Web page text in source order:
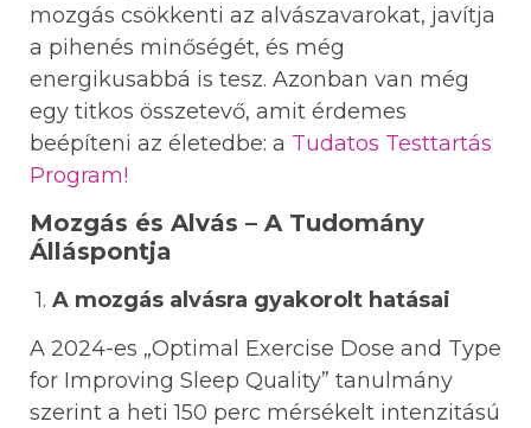
mozgás csökkenti az alvászavarokat, javítja
a pihenés minőségét, és még
energikusabbá is tesz. Azonban van még
egy titkos összetevő, amit érdemes
beépíteni az életedbe: a Tudatos Testtartás
Program!
Mozgás és Alvás – A Tudomány
Álláspontja
1. A mozgás alvásra gyakorolt hatásai
A 2024-es „Optimal Exercise Dose and Type
for Improving Sleep Quality” tanulmány
szerint a heti 150 perc mérsékelt intenzitású